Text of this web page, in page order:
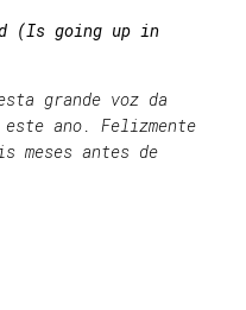
(Is going up in
grande voz da
ano. Felizmente
meses antes de